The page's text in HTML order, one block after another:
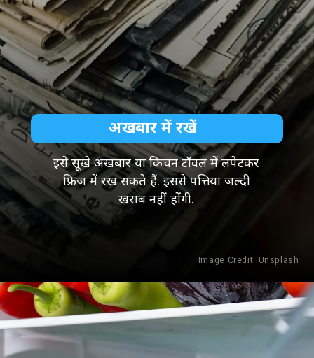
अखबार में रखें
इसे सूखे अखबार या किचन टॉवल में लपेटकर
फ्रिज में रख सकते हैं. इससे पत्तियां जल्दी
खराब नहीं होंगी.
Image Credit: Unsplash